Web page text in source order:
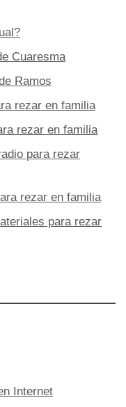
Cuaresma
Ramos
rezar en familia
rezar en familia
para rezar
rezar en familia
para rezar
Internet